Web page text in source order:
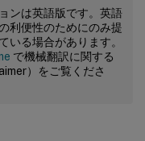
ンは英語版です。英語
利便性のためにのみ提
いる場合があります。
で機械翻訳に関する
）をご覧くださ